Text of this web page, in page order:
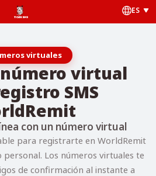
ES
virtuales
virtual
SMS
con un número virtual
para registrarte en WorldRemit
Los números virtuales te
de confirmación al instante a